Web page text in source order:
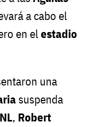
a cabo el
en el estadio
una
suspenda
, Robert